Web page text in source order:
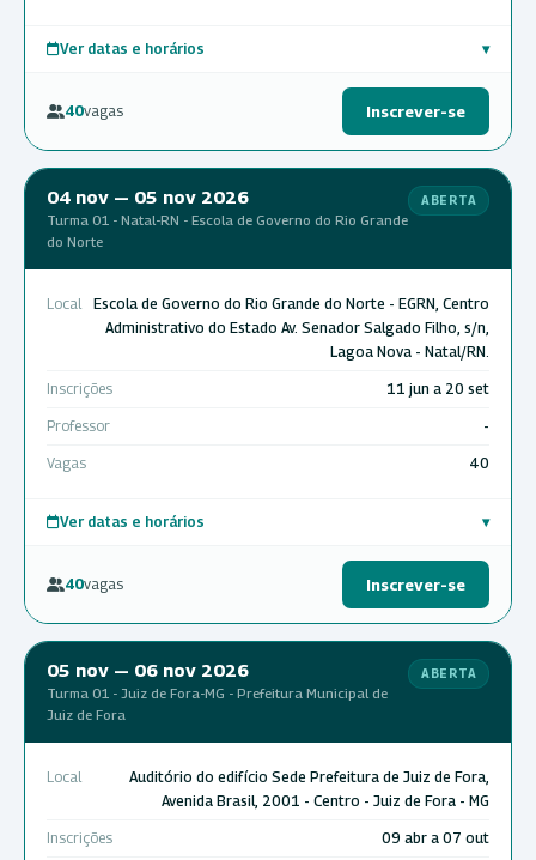
Ver datas e horários ▾
40vagas Inscrever-se
04 nov — 05 nov 2026
Turma 01 - Natal-RN - Escola de Governo do Rio Grande
do Norte
ABERTA
Local
Escola de Governo do Rio Grande do Norte - EGRN, Centro
Administrativo do Estado Av. Senador Salgado Filho, s/n,
Lagoa Nova - Natal/RN.
Inscrições 11 jun a 20 set
Professor -
Vagas 40
Ver datas e horários ▾
40vagas Inscrever-se
05 nov — 06 nov 2026
Turma 01 - Juiz de Fora-MG - Prefeitura Municipal de
Juiz de Fora
ABERTA
Local
Auditório do edifício Sede Prefeitura de Juiz de Fora,
Avenida Brasil, 2001 - Centro - Juiz de Fora - MG
Inscrições 09 abr a 07 out